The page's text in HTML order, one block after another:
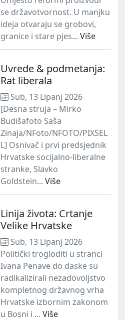
se državotvornost. U manjku
ideja otvaraju se grobovi,
granice i stare pjes... Više
Uvrede & podmetanja:
Rat liberala
Sub, 13 Lipanj 2026
[Desna struja – Mirko
Budišafoto Saša
Zinaja/NFoto/NFOTO/PIXSEL
L] Osnivač i prvi predsjednik
Hrvatske socijalno-liberalne
stranke, Slavko
Goldstein... Više
Linija života: Crtanje
Velike Hrvatske
Sub, 13 Lipanj 2026
Politički trogloditi u stranci
Ivana Penave do daske su
radikalizirali nezadovoljstvo
kompletnog državnog vrha
Hrvatske izbornim zakonom
u Bosni i ... Više